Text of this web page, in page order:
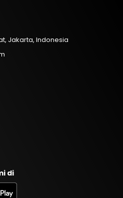
Jakarta, Indonesia
di